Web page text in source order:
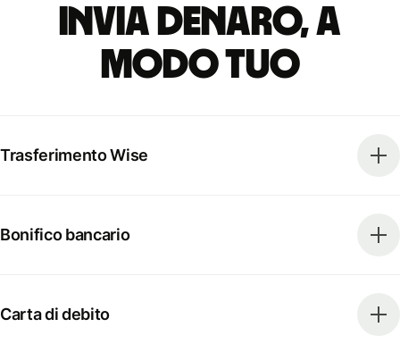
Invia denaro, a
modo tuo
Trasferimento Wise
Bonifico bancario
Carta di debito